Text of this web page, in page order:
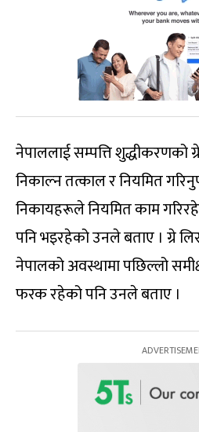
नेपाललाई सम्पत्ति शुद्धीकरणको
निकाल्न तत्काल र नियमित
निकायहरूले नियमित काम
पनि भइरहेको उनले बताए । ग्रे
नेपालको अवस्थामा पछिल्लो
फरक रहेको पनि उनले बताए ।